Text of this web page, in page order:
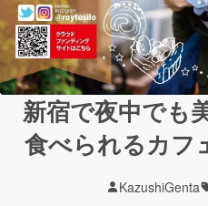
新宿で夜中でも
食べられるカフ
KazushiGenta